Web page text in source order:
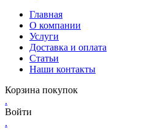
Главная
О компании
Услуги
Доставка и оплата
Статьи
Наши контакты
Корзина покупок
.
Войти
.